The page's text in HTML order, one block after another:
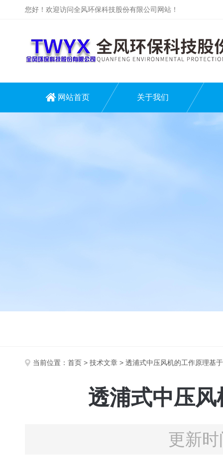
您好！欢迎访问全风环保科技股份有限公司网站！
网站首页 关于我们
当前位置： 首页 > 技术文章 > 透浦式中压风机的工作原理基
透浦式中压
更新